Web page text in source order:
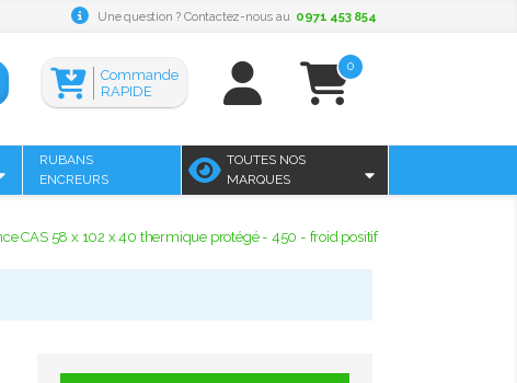
Une question ? Contactez-nous au 0971 453 854
0
Commande
RAPIDE
RUBANS
ENCREURS
TOUTES NOS
MARQUES
CAS 58 x 102 x 40 thermique protégé - 450 - froid positif